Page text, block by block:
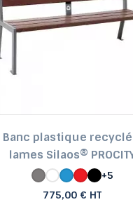
Banc plastique
lames Silaos®
+5
775,00 € HT